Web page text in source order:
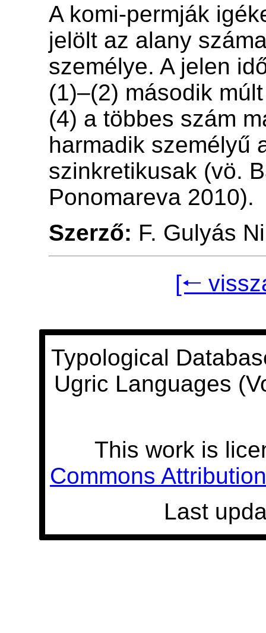
A komi-permják
jelölt az alany
személye. A jelen
(1)–(2) második
(4) a többes szám
harmadik személyű
szinkretikusak (vö.
Ponomareva 2010).
Szerző: F. Gulyás
[🠐
Typological
Ugric Languages
This work is
Commons
Last